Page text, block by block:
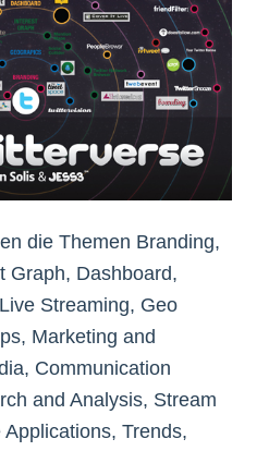
die Themen Branding,
Graph, Dashboard,
Streaming, Geo
Marketing and
Communication
and Analysis, Stream
Trends,